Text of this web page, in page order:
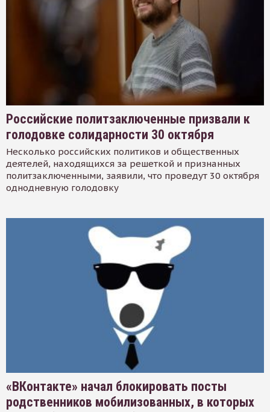
Российские политзаключенные призвали к
голодовке солидарности 30 октября
Несколько российских политиков и общественных
деятелей, находящихся за решеткой и признанных
политзаключенными, заявили, что проведут 30 октября
однодневную голодовку
«ВКонтакте» начал блокировать посты
родственников мобилизованных, в которых